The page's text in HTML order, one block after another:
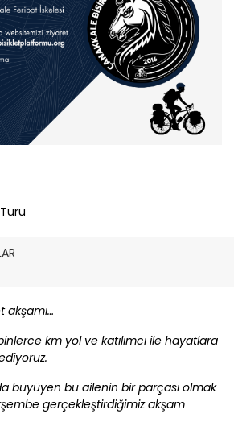
akşamı…
km yol ve katılımcı ile hayatlara
büyüyen bu ailenin bir parçası olmak
gerçekleştirdiğimiz akşam